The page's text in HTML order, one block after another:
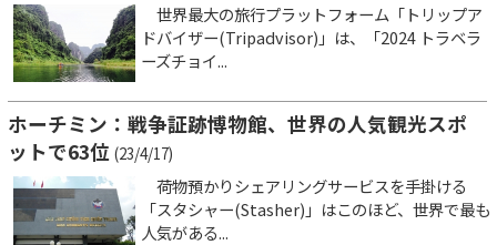
世界最大の旅行プラットフォーム「トリップア
ドバイザー(Tripadvisor)」は、「2024 トラベラ
ーズチョイ...
ホーチミン：戦争証跡博物館、世界の人気観光スポ
ットで63位 (23/4/17)
荷物預かりシェアリングサービスを手掛ける
「スタシャー(Stasher)」はこのほど、世界で最も
人気がある...